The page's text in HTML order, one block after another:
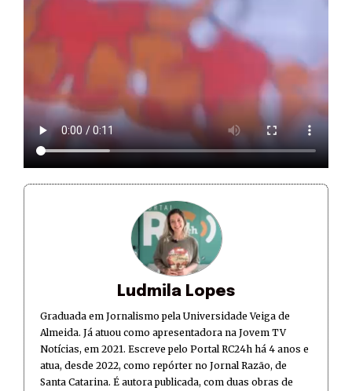
Ludmila Lopes
Graduada em Jornalismo pela Universidade Veiga de
Almeida. Já atuou como apresentadora na Jovem TV
Notícias, em 2021. Escreve pelo Portal RC24h há 4 anos e
atua, desde 2022, como repórter no Jornal Razão, de
Santa Catarina. É autora publicada, com duas obras de